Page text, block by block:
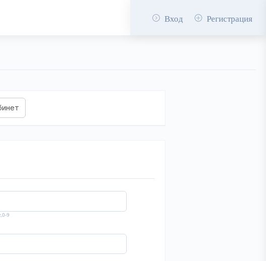
Вход Регистрация
9